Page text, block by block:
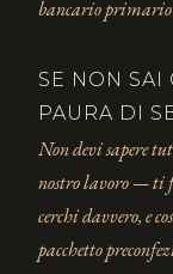
bancario
SE NON SAI
PAURA DI
Non devi sapere
nostro lavoro — ti
cerchi davvero, e
pacchetto